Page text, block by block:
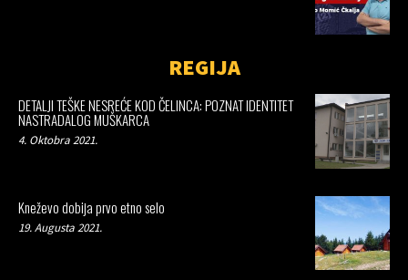
REGIJA
DETALJI TEŠKE NESREĆE KOD ČELINCA: POZNAT IDENTITET
NASTRADALOG MUŠKARCA
4. Oktobra 2021.
Kneževo dobija prvo etno selo
19. Augusta 2021.